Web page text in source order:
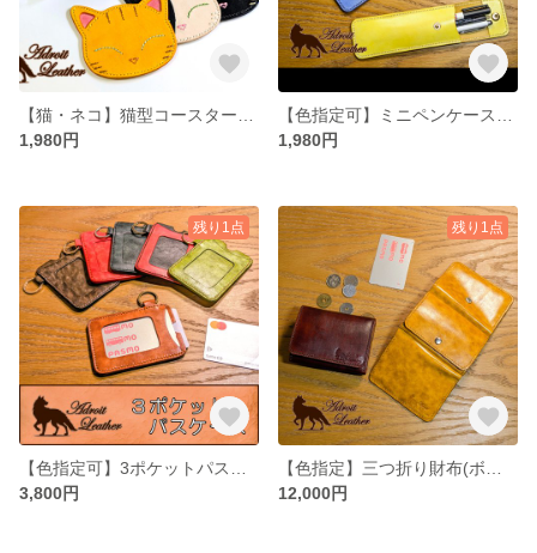
1,980円
1,980円
残り1点
3,800円
残り1点
12,000円